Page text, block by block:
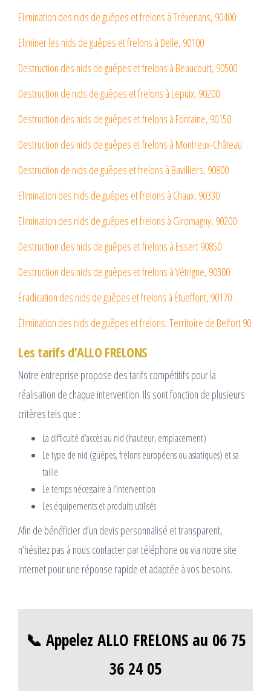
Elimination des nids de guêpes et frelons à Trévenans, 90400
Eliminer les nids de guêpes et frelons à Delle, 90100
Destruction des nids de guêpes et frelons à Beaucourt, 90500
Destruction de nids de guêpes et frelons à Lepuix, 90200
Destruction des nids de guêpes et frelons à Fontaine, 90150
Destruction des nids de guêpes et frelons à Montreux-Château
Destruction de nids de guêpes et frelons à Bavilliers, 90800
Elimination des nids de guêpes et frelons à Chaux, 90330
Elimination des nids de guêpes et frelons à Giromagny, 90200
Destruction des nids de guêpes et frelons à Essert 90850
Destruction des nids de guêpes et frelons à Vétrigne, 90300
Éradication des nids de guêpes et frelons à Étueffont, 90170
Élimination des nids de guêpes et frelons, Territoire de Belfort 90
Les tarifs d’ALLO FRELONS
Notre entreprise propose des tarifs compétitifs pour la
réalisation de chaque intervention. Ils sont fonction de plusieurs
critères tels que :
La difficulté d’accès au nid (hauteur, emplacement)
Le type de nid (guêpes, frelons européens ou asiatiques) et sa
taille
Le temps nécessaire à l’intervention
Les équipements et produits utilisés
Afin de bénéficier d’un devis personnalisé et transparent,
n’hésitez pas à nous contacter par téléphone ou via notre site
internet pour une réponse rapide et adaptée à vos besoins.
📞 Appelez ALLO FRELONS au 06 75
36 24 05